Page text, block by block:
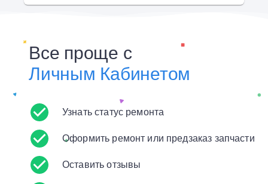
Все проще с
Личным Кабинетом
Узнать статус ремонта
Оформить ремонт или предзаказ запчасти
Оставить отзывы